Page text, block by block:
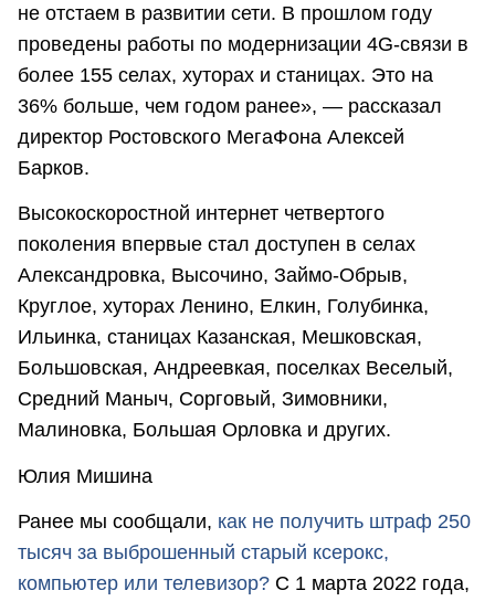
не отстаем в развитии сети. В прошлом году
проведены работы по модернизации 4G-связи в
более 155 селах, хуторах и станицах. Это на
36% больше, чем годом ранее», — рассказал
директор Ростовского МегаФона Алексей
Барков.
Высокоскоростной интернет четвертого
поколения впервые стал доступен в селах
Александровка, Высочино, Займо-Обрыв,
Круглое, хуторах Ленино, Елкин, Голубинка,
Ильинка, станицах Казанская, Мешковская,
Большовская, Андреевкая, поселках Веселый,
Средний Маныч, Сорговый, Зимовники,
Малиновка, Большая Орловка и других.
Юлия Мишина
Ранее мы сообщали, как не получить штраф 250
тысяч за выброшенный старый ксерокс,
компьютер или телевизор? С 1 марта 2022 года,